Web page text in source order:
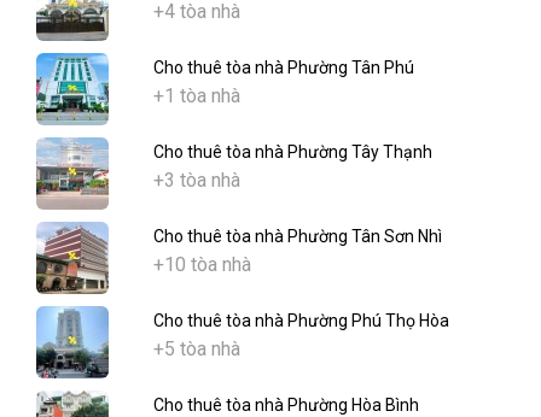
+4 tòa nhà
Cho thuê tòa nhà Phường Tân Phú
+1 tòa nhà
Cho thuê tòa nhà Phường Tây Thạnh
+3 tòa nhà
Cho thuê tòa nhà Phường Tân Sơn Nhì
+10 tòa nhà
Cho thuê tòa nhà Phường Phú Thọ Hòa
+5 tòa nhà
Cho thuê tòa nhà Phường Hòa Bình